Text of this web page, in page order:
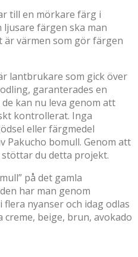
till en mörkare färg i
ljusare färgen ska man
är värmen som gör färgen
lantbrukare som gick över
garanterades en
kan nu leva genom att
kontrollerat. Inga
eller färgmedel
Pakucho bomull. Genom att
du detta projekt.
på det gamla
har man genom
nyanser och idag odlas
beige, brun, avokado